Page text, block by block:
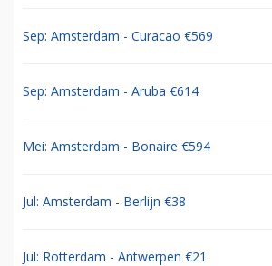
Sep: Amsterdam - Curacao €569
Sep: Amsterdam - Aruba €614
Mei: Amsterdam - Bonaire €594
Jul: Amsterdam - Berlijn €38
Jul: Rotterdam - Antwerpen €21